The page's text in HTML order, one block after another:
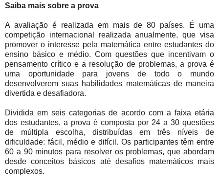
Saiba mais sobre a prova
A avaliação é realizada em mais de 80 países. É uma
competição internacional realizada anualmente, que visa
promover o interesse pela matemática entre estudantes do
ensino básico e médio. Com questões que incentivam o
pensamento crítico e a resolução de problemas, a prova é
uma oportunidade para jovens de todo o mundo
desenvolverem suas habilidades matemáticas de maneira
divertida e desafiadora.
Dividida em seis categorias de acordo com a faixa etária
dos estudantes, a prova é composta por 24 a 30 questões
de múltipla escolha, distribuídas em três níveis de
dificuldade: fácil, médio e difícil. Os participantes têm entre
60 a 90 minutos para resolver os problemas, que abordam
desde conceitos básicos até desafios matemáticos mais
complexos.